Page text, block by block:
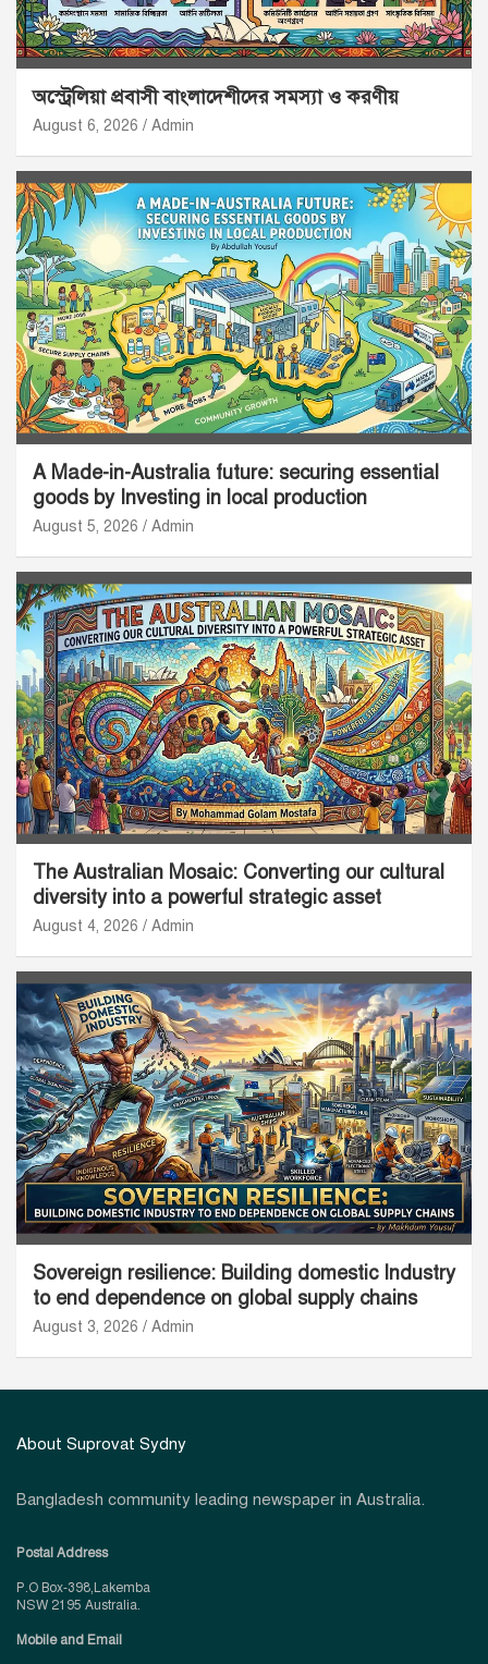
অস্ট্রেলিয়া প্রবাসী বাংলাদেশীদের সমস্যা ও করণীয়
August 6, 2026 Admin
A Made-in-Australia future: securing essential
goods by Investing in local production
August 5, 2026 Admin
The Australian Mosaic: Converting our cultural
diversity into a powerful strategic asset
August 4, 2026 Admin
Sovereign resilience: Building domestic Industry
to end dependence on global supply chains
August 3, 2026 Admin
About Suprovat Sydny
Bangladesh community leading newspaper in Australia.
Postal Address
P.O Box-398,Lakemba
NSW 2195 Australia.
Mobile and Email